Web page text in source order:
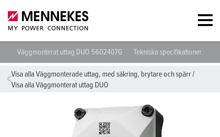
Väggmonterat uttag DUO 5602407G Tekniska specifikationer
Visa alla Väggmonterade uttag, med säkring, brytare och spärr/
Visa alla Väggmonterat uttag DUO